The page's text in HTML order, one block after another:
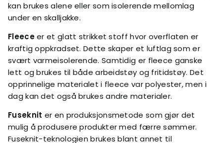
kan brukes alene eller som isolerende mellomlag
under en skalljakke.
Fleeceer et glatt strikket stoff hvor overflaten er
kraftig oppkradset. Dette skaper et luftlag som er
svært varmeisolerende. Samtidig er fleece ganske
lett og brukes til både arbeidstøy og fritidstøy. Det
opprinnelige materialet i fleece var polyester, men i
dag kan det også brukes andre materialer.
Fuseknit er en produksjonsmetode som gjør det
mulig å produsere produkter med færre sømmer.
Fuseknit-teknologien brukes blant annet til